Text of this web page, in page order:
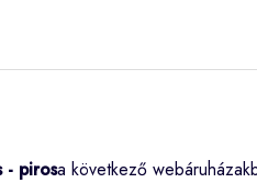
- pirosa következő